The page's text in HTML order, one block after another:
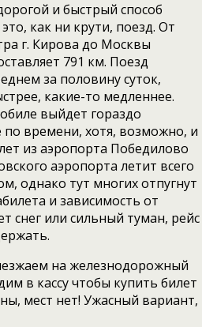
и быстрый способ
как ни крути, поезд. От
г. Кирова до Москвы
791 км. Поезд
за половину суток,
какие-то медленнее.
выйдет гораздо
времени, хотя, возможно, и
из аэропорта Победилово
аэропорта летит всего
однако тут многих отпугнут
и зависимость от
снег или сильный туман, рейс
на железнодорожный
в кассу чтобы купить билет
мест нет! Ужасный вариант,